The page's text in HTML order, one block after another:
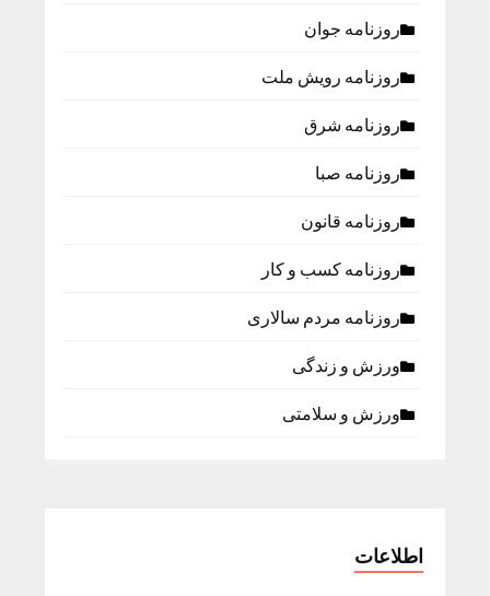
روزنامه جوان
روزنامه رویش ملت
روزنامه شرق
روزنامه صبا
روزنامه قانون
روزنامه كسب و كار
روزنامه مردم سالاری
ورزش و زندگی
ورزش و سلامتی
اطلاعات